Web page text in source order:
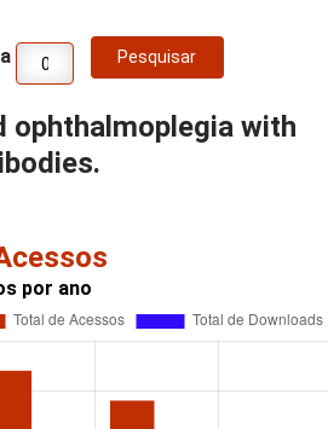
a
ophthalmoplegia with
por ano